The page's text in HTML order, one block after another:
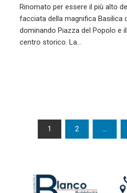
Rinomato per essere il più alto
facciata della magnifica Basilica
dominando Piazza del Popolo e
centro storico. La…
Paginazione
articoli
1 2 …